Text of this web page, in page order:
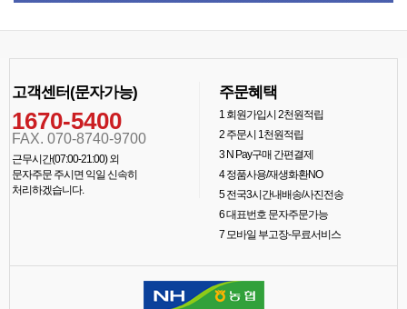
고객센터(문자가능)
1670-5400
FAX. 070-8740-9700
근무시간(07:00-21:00) 외
문자주문 주시면 익일 신속히
처리하겠습니다.
주문혜택
1회원가입시 2천원적립
2주문시 1천원적립
3N Pay구매 간편결제
4정품사용/재생화환NO
5전국3시간내배송/사진전송
6대표번호 문자주문가능
7모바일 부고장-무료서비스